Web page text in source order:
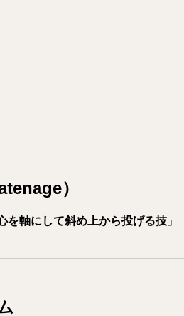
）
を軸にして斜め上から投げる技 」